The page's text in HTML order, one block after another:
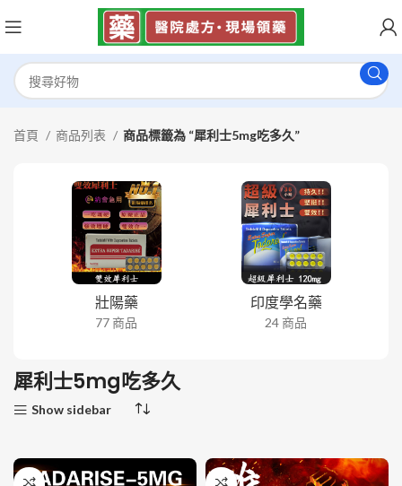
首頁 商品列表 商品標籤為 “犀利士5mg吃多久”
壯陽藥
77 商品
印度學名藥
24 商品
犀利士5mg吃多久
Show sidebar